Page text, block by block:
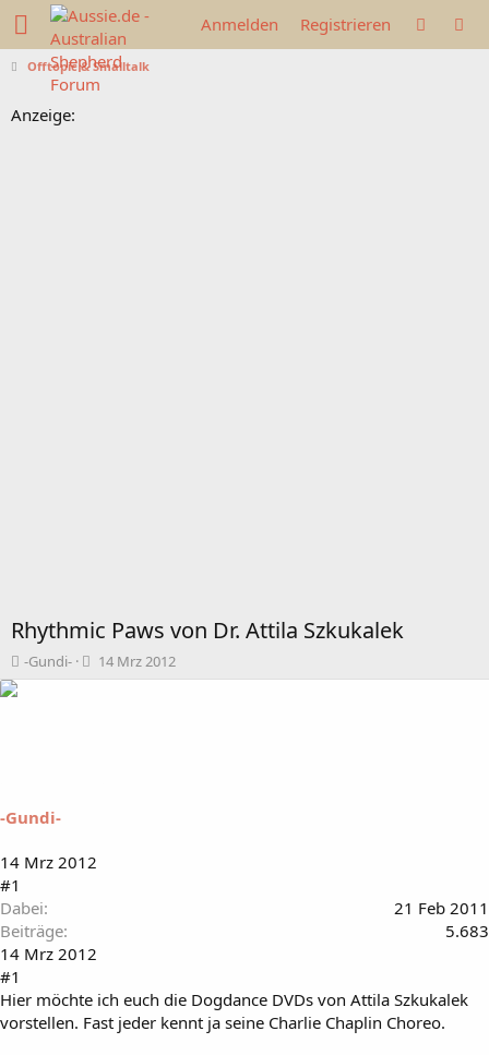
Anmelden Registrieren
Offtopic & Smalltalk
Anzeige:
Rhythmic Paws von Dr. Attila Szkukalek
T
h
a
t
-Gundi-
B
e
14 Mrz 2012
-Gundi-
14 Mrz 2012
#1
Dabei
21 Feb 2011
Beiträge
5.683
14 Mrz 2012
#1
Hier möchte ich euch die Dogdance DVDs von Attila Szkukalek
vorstellen. Fast jeder kennt ja seine Charlie Chaplin Choreo.